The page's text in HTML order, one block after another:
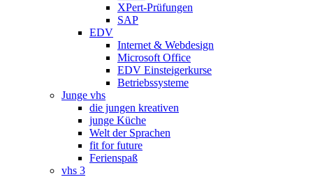
XPert-Prüfungen
SAP
EDV
Internet & Webdesign
Microsoft Office
EDV Einsteigerkurse
Betriebssysteme
Junge vhs
die jungen kreativen
junge Küche
Welt der Sprachen
fit for future
Ferienspaß
vhs 3